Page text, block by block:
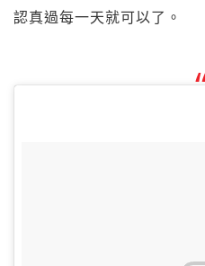
認真過每一天就可以了。